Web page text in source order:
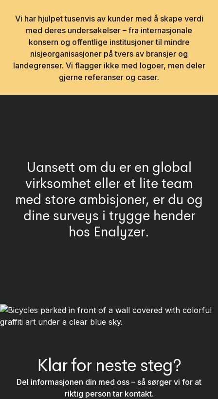
Vi har hjulpet tusenvis av kunder med å skape verdi
med deres undersøkelser – fra internasjonale
konsern og offentlige institusjoner til mindre
nisjeorganisasjoner på tvers av bransjer og
landegrenser. Vi flagger ikke med logoer, men deler
gjerne referanser og caser.
Uansett om du er en global
virksomhet eller et lite team
med store ambisjoner, er du og
dine surveys i trygge hender
hos Enalyzer.
Klar for neste steg?
Del informasjonen din med oss – så sørger vi for at
riktig person tar kontakt.